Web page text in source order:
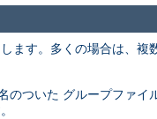
ます。多くの場合は、複
ついた グループファイ